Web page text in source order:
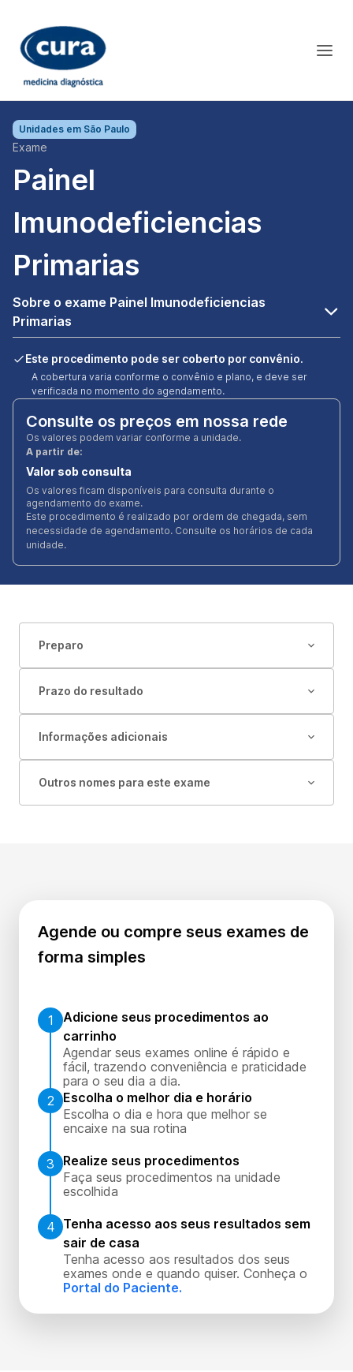
Unidades em São Paulo
Exame
Painel
Imunodeficiencias
Primarias
Sobre o exame Painel Imunodeficiencias
Primarias
Este procedimento pode ser coberto por convênio.
A cobertura varia conforme o convênio e plano, e deve ser
verificada no momento do agendamento.
Consulte os preços em nossa rede
Os valores podem variar conforme a unidade.
A partir de:
Valor sob consulta
Os valores ficam disponíveis para consulta durante o
agendamento do exame.
Este procedimento é realizado por ordem de chegada, sem
necessidade de agendamento. Consulte os horários de cada
unidade.
Preparo
Prazo do resultado
Informações adicionais
Outros nomes para este exame
Agende ou compre seus exames de
forma simples
1
Adicione seus procedimentos ao
carrinho
Agendar seus exames online é rápido e
fácil, trazendo conveniência e praticidade
para o seu dia a dia.
2
Escolha o melhor dia e horário
Escolha o dia e hora que melhor se
encaixe na sua rotina
3
Realize seus procedimentos
Faça seus procedimentos na unidade
escolhida
4 Tenha acesso aos seus resultados sem
sair de casa
Tenha acesso aos resultados dos seus
exames onde e quando quiser. Conheça o
Portal do Paciente.